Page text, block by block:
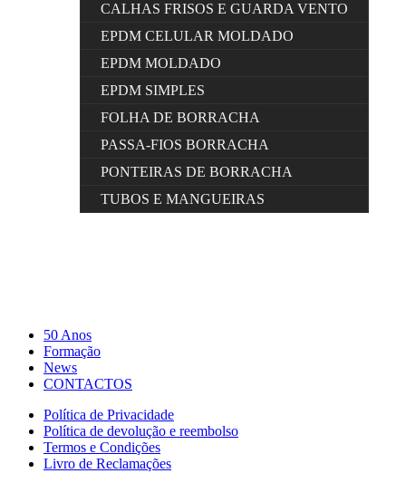
CALHAS FRISOS E GUARDA VENTO
EPDM CELULAR MOLDADO
EPDM MOLDADO
EPDM SIMPLES
FOLHA DE BORRACHA
PASSA-FIOS BORRACHA
PONTEIRAS DE BORRACHA
TUBOS E MANGUEIRAS
50 Anos
Formação
News
CONTACTOS
Política de Privacidade
Política de devolução e reembolso
Termos e Condições
Livro de Reclamações